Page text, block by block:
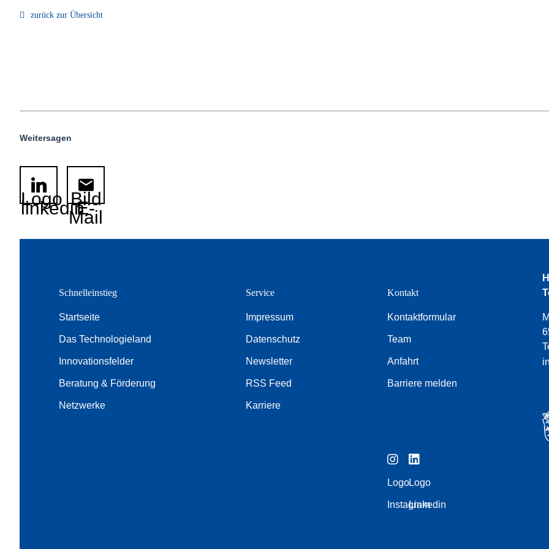
zurück zur Übersicht
Weitersagen
Logo
linkedinBild
E-
Mail
Schnelleinstieg
Startseite
Das Technologieland
Innovationsfelder
Beratung & Förderung
Netzwerke
Service
Impressum
Datenschutz
Newsletter
RSS Feed
Karriere
Kontakt
Kontaktformular
Team
Anfahrt
Barriere melden
Logo
Instagram
Logo
Linkedin